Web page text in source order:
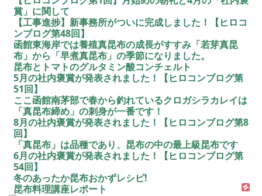
賞」に関して
【工事進捗】新事務所がついに完成しました！【ヒロコ
ンブログ第48回】
函館東海岸では養殖真昆布の成長がすすみ「若芽真昆
布」から「早煮真昆布」の季節になりました。
昆布とトマトのグルタミン酸コンチェルト
5月の社内褒賞が発表されました！【ヒロコンブログ第
51回】
ここ函館南茅部で春から釣れているクロガシラカレイは
「真昆布締め」の刺身が一番です！
8月の社内褒賞が発表されました！【ヒロコンブログ第8
回】
「真昆布」は品種であり、昆布の中の最上級昆布です
6月の社内褒賞が発表されました！【ヒロコンブログ第
54回】
冬のあったか昆布おかずレシピ!
昆布料理講座レポート